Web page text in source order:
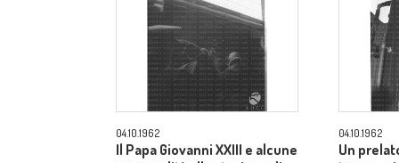
04.10.1962
Il Papa Giovanni XXIII e alcune
04.10.1962
Un